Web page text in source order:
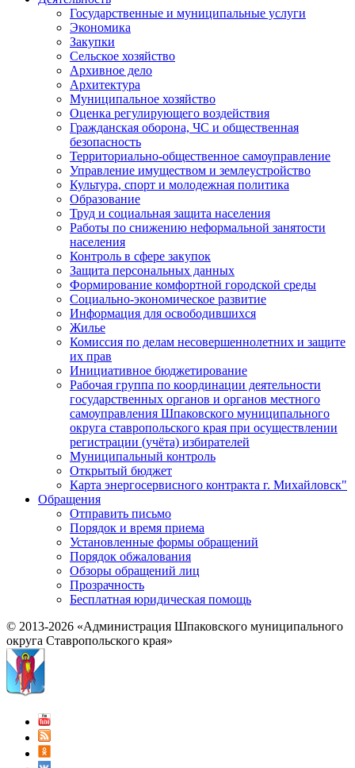
Государственные и муниципальные услуги
Экономика
Закупки
Сельское хозяйство
Архивное дело
Архитектура
Муниципальное хозяйство
Оценка регулирующего воздействия
Гражданская оборона, ЧС и общественная
безопасность
Территориально-общественное самоуправление
Управление имуществом и землеустройство
Культура, спорт и молодежная политика
Образование
Труд и социальная защита населения
Работы по снижению неформальной занятости
населения
Контроль в сфере закупок
Защита персональных данных
Формирование комфортной городской среды
Социально-экономическое развитие
Информация для освободившихся
Жилье
Комиссия по делам несовершеннолетних и защите
их прав
Инициативное бюджетирование
Рабочая группа по координации деятельности
государственных органов и органов местного
самоуправления Шпаковского муниципального
округа ставропольского края при осуществлении
регистрации (учёта) избирателей
Муниципальный контроль
Открытый бюджет
Карта энергосервисного контракта г. Михайловск"
Обращения
Отправить письмо
Порядок и время приема
Установленные формы обращений
Порядок обжалования
Обзоры обращений лиц
Прозрачность
Бесплатная юридическая помощь
© 2013-2026 «Администрация Шпаковского муниципального
округа Ставропольского края»